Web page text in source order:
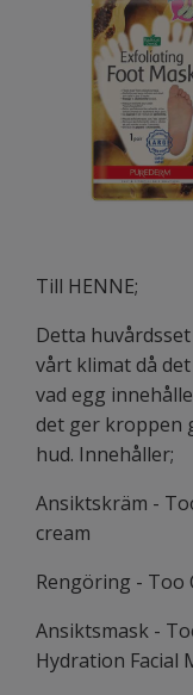
Till HENNE;
Detta
vårt klimat då
vad egg
det ger kroppen
hud. Innehåller;
Ansiktskräm -
cream
Rengöring - Too
Ansiktsmask -
Hydration Facial